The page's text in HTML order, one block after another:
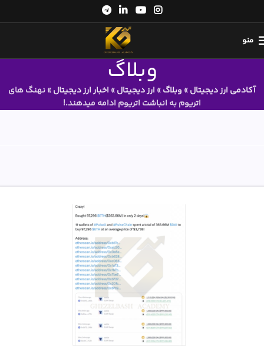
منو
وبلاگ
آکادمی ارز دیجیتال» وبلاگ» ارز دیجیتال» اخبار ارز دیجیتال»نهنگ های
اتریوم به انباشت اتریوم ادامه میدهند.!